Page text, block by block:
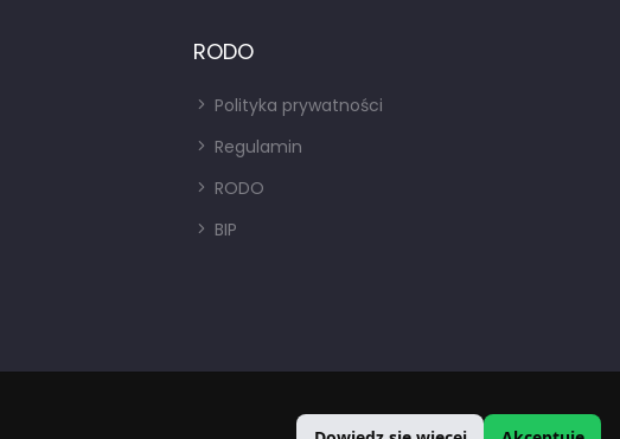
RODO
Polityka prywatności
Regulamin
RODO
BIP